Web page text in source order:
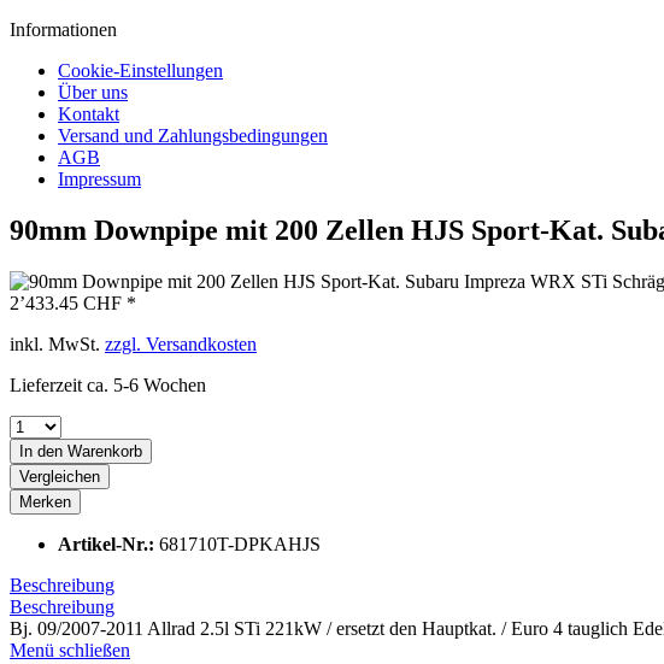
Informationen
Cookie-Einstellungen
Über uns
Kontakt
Versand und Zahlungsbedingungen
AGB
Impressum
90mm Downpipe mit 200 Zellen HJS Sport-Kat.
2’433.45 CHF *
inkl. MwSt. zzgl. Versandkosten
Lieferzeit ca. 5-6 Wochen
In den Warenkorb
Vergleichen
Merken
Artikel-Nr.: 681710T-DPKAHJS
Beschreibung
Beschreibung
Bj. 09/2007-2011 Allrad 2.5l STi 221kW / ersetzt den Hauptkat. / Euro 4 tauglich
Menü schließen